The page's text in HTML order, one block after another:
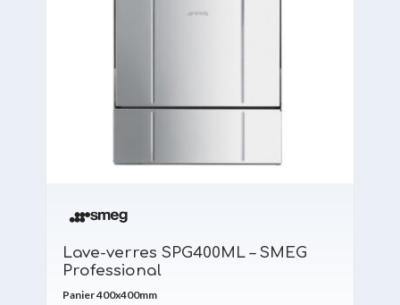
Lave-verres SPG400ML – SMEG
Professional
Panier 400x400mm